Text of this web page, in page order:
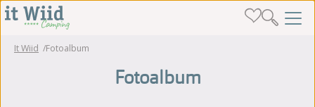
It Wiid Fotoalbum
Fotoalbum